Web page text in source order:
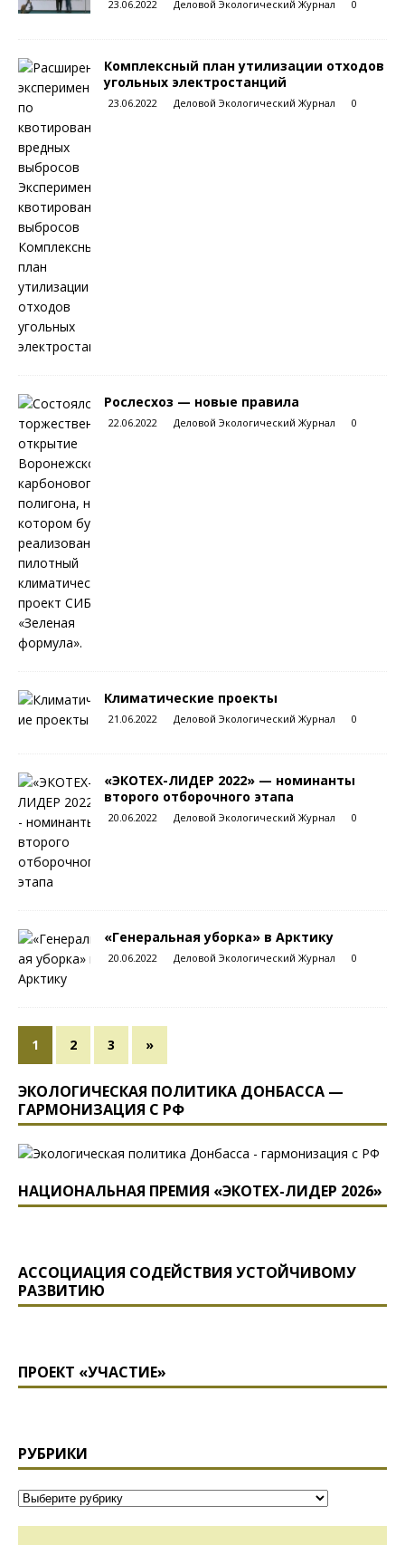
23.06.2022 Деловой Экологический Журнал 0
Комплексный план утилизации отходов
угольных электростанций
23.06.2022 Деловой Экологический Журнал 0
Рослесхоз — новые правила
22.06.2022 Деловой Экологический Журнал 0
Климатические проекты
21.06.2022 Деловой Экологический Журнал 0
«ЭКОТЕХ-ЛИДЕР 2022» — номинанты
второго отборочного этапа
20.06.2022 Деловой Экологический Журнал 0
«Генеральная уборка» в Арктику
20.06.2022 Деловой Экологический Журнал 0
1 2 3 »
ЭКОЛОГИЧЕСКАЯ ПОЛИТИКА ДОНБАССА —
ГАРМОНИЗАЦИЯ С РФ
НАЦИОНАЛЬНАЯ ПРЕМИЯ «ЭКОТЕХ-ЛИДЕР 2026»
АССОЦИАЦИЯ СОДЕЙСТВИЯ УСТОЙЧИВОМУ
РАЗВИТИЮ
ПРОЕКТ «УЧАСТИЕ»
РУБРИКИ